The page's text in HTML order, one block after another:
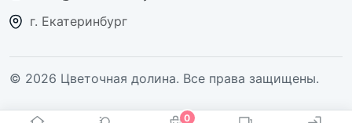
г. Екатеринбург
© 2026 Цветочная долина. Все права защищены.
0